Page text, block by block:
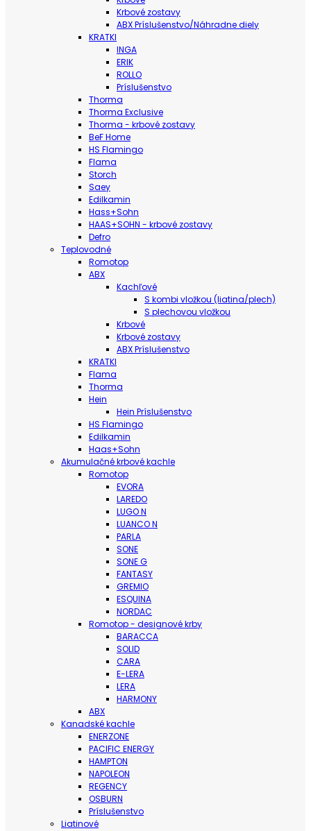
Krbové zostavy
ABX Príslušenstvo/Náhradne diely
KRATKI
INGA
ERIK
ROLLO
Príslušenstvo
Thorma
Thorma Exclusive
Thorma - krbové zostavy
BeF Home
HS Flamingo
Flama
Storch
Saey
Edilkamin
Hass+Sohn
HAAS+SOHN - krbové zostavy
Defro
Teplovodné
Romotop
ABX
Kachľové
S kombi vložkou (liatina/plech)
S plechovou vložkou
Krbové
Krbové zostavy
ABX Príslušenstvo
KRATKI
Flama
Thorma
Hein
Hein Príslušenstvo
HS Flamingo
Edilkamin
Haas+Sohn
Akumulačné krbové kachle
Romotop
EVORA
LAREDO
LUGO N
LUANCO N
PARLA
SONE
SONE G
FANTASY
GREMIO
ESQUINA
NORDAC
Romotop - designové krby
BARACCA
SOLID
CARA
E-LERA
LERA
HARMONY
ABX
Kanadské kachle
ENERZONE
PACIFIC ENERGY
HAMPTON
NAPOLEON
REGENCY
OSBURN
Príslušenstvo
Liatinové